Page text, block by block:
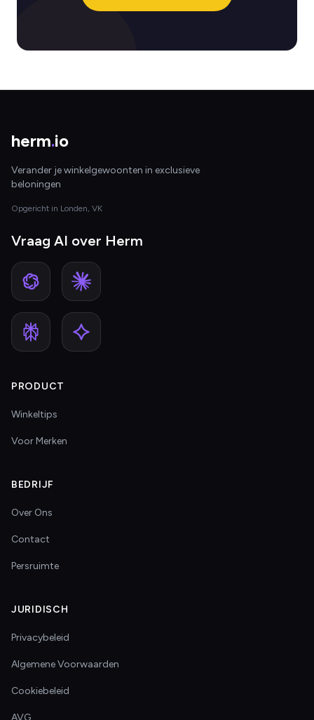
herm.io
Verander je winkelgewoonten in exclusieve
beloningen
Opgericht in Londen, VK
Vraag AI over Herm
PRODUCT
Winkeltips
Voor Merken
BEDRIJF
Over Ons
Contact
Persruimte
JURIDISCH
Privacybeleid
Algemene Voorwaarden
Cookiebeleid
AVG